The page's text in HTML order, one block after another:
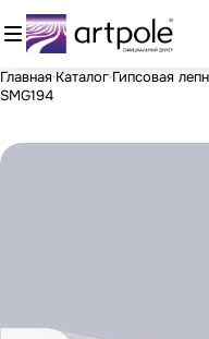
Главная Каталог Гипсовая
SMG194